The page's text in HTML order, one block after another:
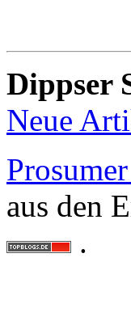
Dippser
Neue
aus den
.